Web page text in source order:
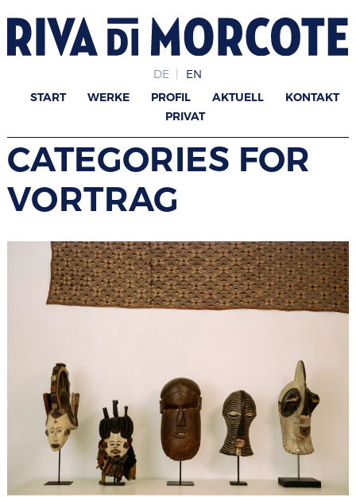
DE EN
START WERKE PROFIL AKTUELL
KONTAKT
PRIVAT
CATEGORIES FOR
VORTRAG